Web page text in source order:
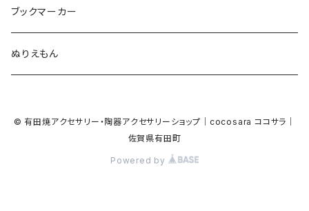
アルファベット
ハロウィン
カメラ
カメラ
モザイク
パン
カエル
ラッコ
マーメイド
メガネ
マーブル
カモフラージュ
2トーン
ハート
ブックマーカー
ぬりえもん
© 有田焼アクセサリー・陶器アクセサリーショップ｜cocosara ココサラ｜
佐賀県有田町
Powered by